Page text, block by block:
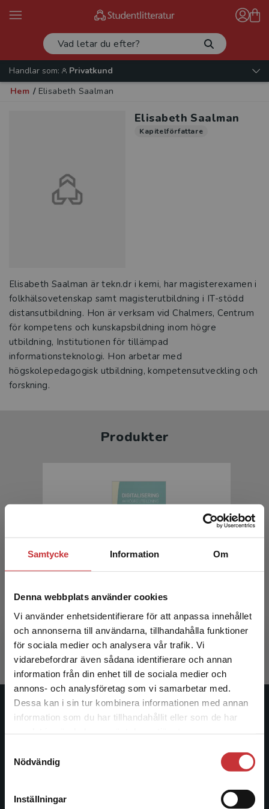
Samtycke Information Om
Denna webbplats använder cookies
Vi använder enhetsidentifierare för att anpassa innehållet
och annonserna till användarna, tillhandahålla funktioner
för sociala medier och analysera vår trafik. Vi
vidarebefordrar även sådana identifierare och annan
information från din enhet till de sociala medier och
annons- och analysföretag som vi samarbetar med.
Dessa kan i sin tur kombinera informationen med annan
information som du har tillhandahållit eller som de har
Nödvändig
Inställningar
Begränsad fraktregion
Det verkar som att du besöker
studentlitteratur.se via en enhet utanför Sverige.
Vi erbjuder inte leveranser utanför Sverige. För
att kunna slutföra ett köp måste
Handlar som:
Privatkund
Hem / Elisabeth Saalman
Elisabeth Saalman
Kapitelförfattare
Elisabeth Saalman är tekn.dr i kemi, har magisterexamen i
folkhälsovetenskap samt magisterutbildning i IT-stödd
distansutbildning. Hon är verksam vid Chalmers, Centrum
för kompetens och kunskapsbildning inom högre
utbildning, Institutionen för tillämpad
informationsteknologi. Hon arbetar med
högskolepedagogisk utbildning, kompetensutveckling och
forskning.
Produkter
Hrastinski, Stefan (red)
370 krinkl. moms
Exkl. moms: 349 kr
Studentlitteratur
ledande utbildningsförlag. Med läromedel, kurslitteratur,
längs hela kunskapsresan.